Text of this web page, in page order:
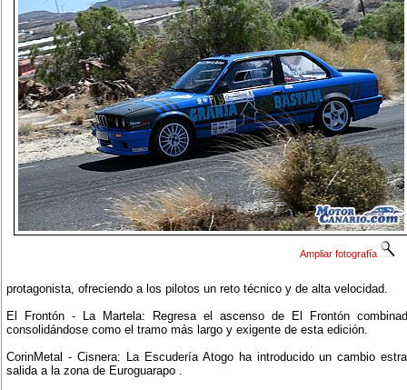
Ampliar fotografía
protagonista, ofreciendo a los pilotos un reto técnico y de alta velocidad.
El Frontón - La Martela: Regresa el ascenso de El Frontón
consolidándose como el tramo más largo y exigente de esta edición.
CorinMetal - Cisnera: La Escudería Atogo ha introducido un cambio
salida a la zona de Euroguarapo .